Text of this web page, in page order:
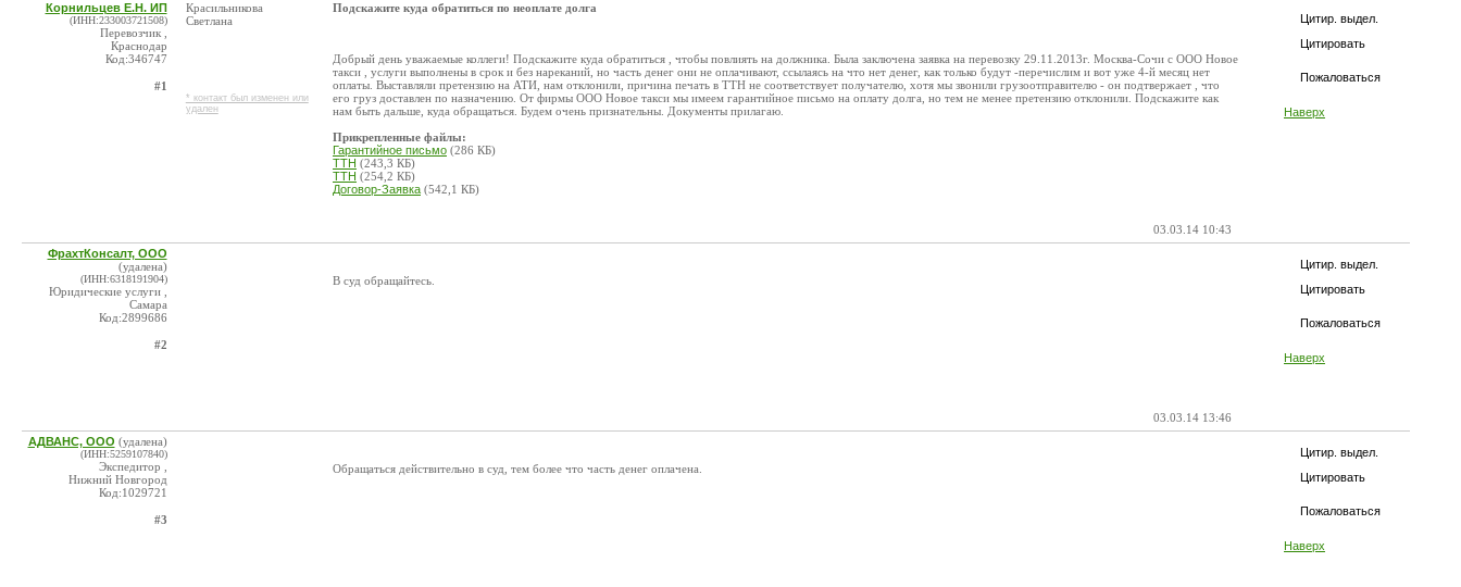
Цитир. выдел.
Цитировать
Пожаловаться
Наверх
Корнильцев Е.Н. ИП
(ИНН:233003721508)
Перевозчик ,
Краснодар
Код:346747
#1
Красильникова
Светлана
* контакт был изменен или
удален
Подскажите куда обратиться по неоплате долга
Добрый день уважаемые коллеги! Подскажите куда обратиться , чтобы повлиять на должника. Была заключена заявка на перевозку 29.11.2013г. Москва-Сочи с ООО Новое
такси , услуги выполнены в срок и без нареканий, но часть денег они не оплачивают, ссылаясь на что нет денег, как только будут -перечислим и вот уже 4-й месяц нет
оплаты. Выставляли претензию на АТИ, нам отклонили, причина печать в ТТН не соответствует получателю, хотя мы звонили грузоотправителю - он подтвержает , что
его груз доставлен по назначению. От фирмы ООО Новое такси мы имеем гарантийное письмо на оплату долга, но тем не менее претензию отклонили. Подскажите как
нам быть дальше, куда обращаться. Будем очень признательны. Документы прилагаю.
Прикрепленные файлы:
Гарантийное письмо (286 КБ)
ТТН (243,3 КБ)
ТТН (254,2 КБ)
Договор-Заявка (542,1 КБ)
03.03.14 10:43
Цитир. выдел.
Цитировать
Пожаловаться
Наверх
ФрахтКонсалт, ООО
(удалена)
(ИНН:6318191904)
Юридические услуги ,
Самара
Код:2899686
#2
В суд обращайтесь.
03.03.14 13:46
Цитир. выдел.
Цитировать
Пожаловаться
Наверх
АДВАНС, ООО (удалена)
(ИНН:5259107840)
Экспедитор ,
Нижний Новгород
Код:1029721
#3
Обращаться действительно в суд, тем более что часть денег оплачена.